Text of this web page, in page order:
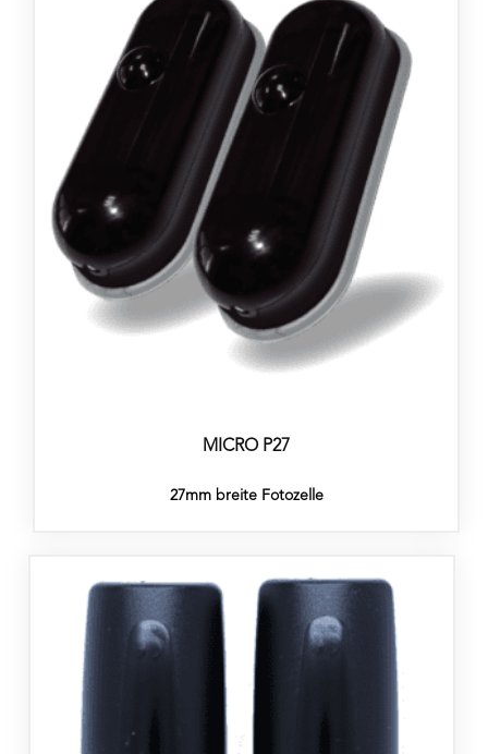
MICRO P27
27mm breite Fotozelle